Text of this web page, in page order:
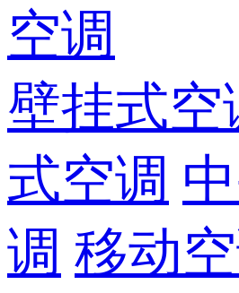
空调
壁挂式空
式空调
调 移动